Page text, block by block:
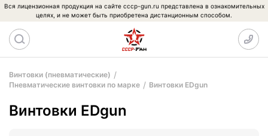
Вся лицензионная продукция на сайте cccp-gun.ru представлена в ознакомительных
целях, и не может быть приобретена дистанционным способом.
Винтовки (пневматические)
Пневматические винтовки по марке
Винтовки EDgun
Винтовки EDgun